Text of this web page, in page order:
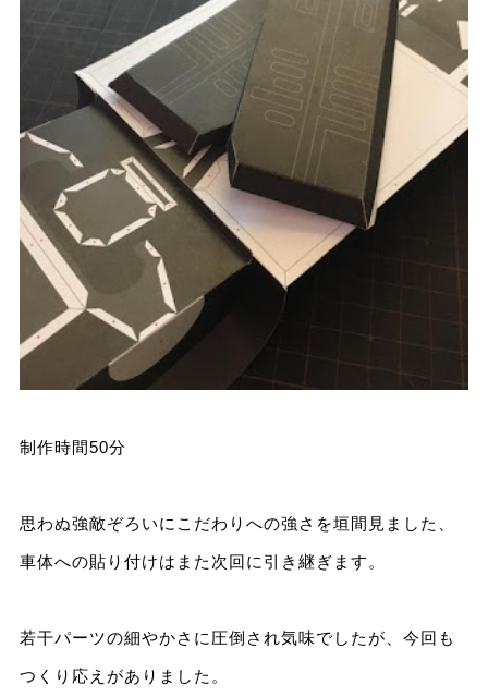
制作時間50分
思わぬ強敵ぞろいにこだわりへの強さを垣間見ました、
車体への貼り付けはまた次回に引き継ぎます。
若干パーツの細やかさに圧倒され気味でしたが、今回も
つくり応えがありました。